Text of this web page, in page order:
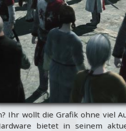
Ihr wollt die Grafik ohne viel
bietet in seinem